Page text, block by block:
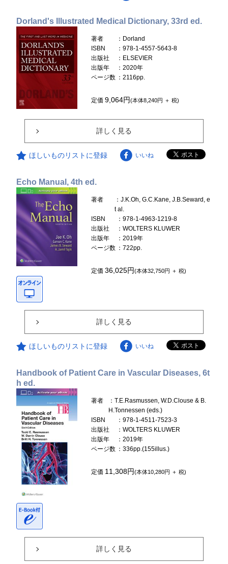
Dorland's Illustrated Medical Dictionary, 33rd ed.
著者
：Dorland
ISBN
：978-1-4557-5643-8
出版社
：ELSEVIER
出版年
：2020年
ページ数 ：2116pp.
定価9,064円(本体8,240円 ＋ 税)
詳しく見る
ほしいものリストに登録 いいね
Echo Manual, 4th ed.
著者
：J.K.Oh, G.C.Kane, J.B.Seward, e
t al.
ISBN
：978-1-4963-1219-8
出版社
：WOLTERS KLUWER
出版年
：2019年
ページ数 ：722pp.
定価36,025円(本体32,750円 ＋ 税)
詳しく見る
ほしいものリストに登録 いいね
Handbook of Patient Care in Vascular Diseases, 6t
h ed.
著者
：T.E.Rasmussen, W.D.Clouse & B.
H.Tonnessen (eds.)
ISBN
：978-1-4511-7523-3
出版社
：WOLTERS KLUWER
出版年
：2019年
ページ数 ：336pp.(155illus.)
定価 11,308円(本体10,280円 ＋ 税)
詳しく見る